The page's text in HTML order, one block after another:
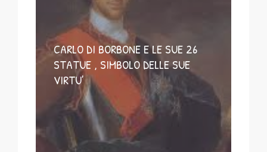
CARLO DI BORBONE E LE SUE 26
STATUE , SIMBOLO DELLE SUE
VIRTU’